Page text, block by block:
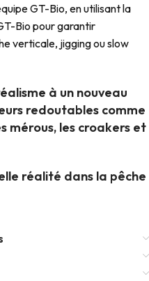
GT-Bio, en utilisant la
Bio pour garantir
verticale, jigging ou slow
à un nouveau
redoutables comme
mérous, les croakers et
réalité dans la pêche